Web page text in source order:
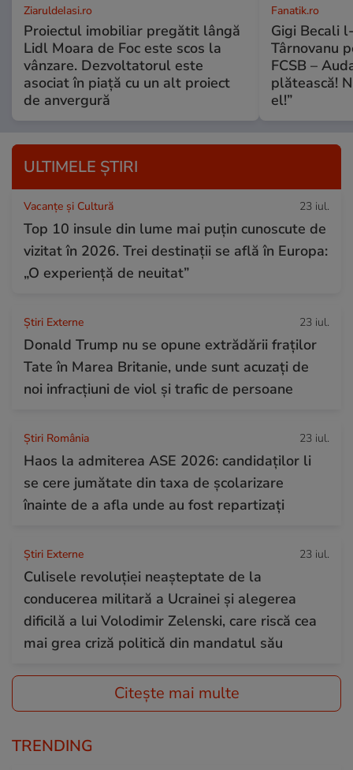
ZiaruldeIasi.ro
Proiectul imobiliar pregătit lângă
Lidl Moara de Foc este scos la
vânzare. Dezvoltatorul este
asociat în piață cu un alt proiect
de anvergură
Fanatik.ro
Gigi Becali
Târnovanu
FCSB –
plătească!
el!”
ULTIMELE ȘTIRI
Vacanțe și Cultură 23 iul.
Top 10 insule din lume mai puțin cunoscute de
vizitat în 2026. Trei destinații se află în Europa:
„O experiență de neuitat”
Știri Externe 23 iul.
Donald Trump nu se opune extrădării fraților
Tate în Marea Britanie, unde sunt acuzați de
noi infracțiuni de viol și trafic de persoane
Știri România 23 iul.
Haos la admiterea ASE 2026: candidaților li
se cere jumătate din taxa de școlarizare
înainte de a afla unde au fost repartizați
Știri Externe 23 iul.
Culisele revoluției neașteptate de la
conducerea militară a Ucrainei și alegerea
dificilă a lui Volodimir Zelenski, care riscă cea
mai grea criză politică din mandatul său
Citește mai multe
TRENDING